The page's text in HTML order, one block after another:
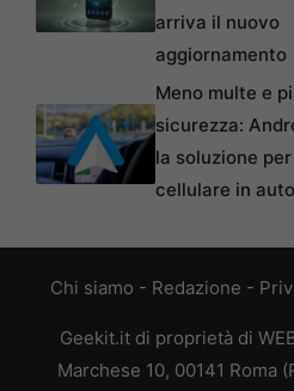
arriva il nuovo
aggiornamento
Meno multe e
sicurezza:
la soluzione
cellulare in auto
Chi siamo - Redazione -
Geekit.it di proprietà di
Marchese 10, 00141 Roma